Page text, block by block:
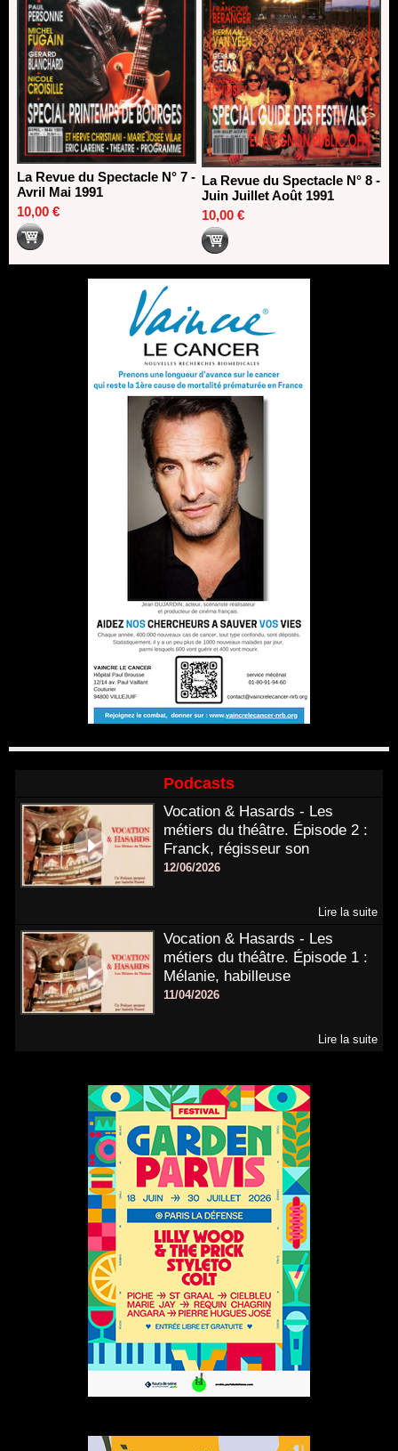
La Revue du Spectacle N° 7 -
Avril Mai 1991
10,00 €
La Revue du Spectacle N° 8 -
Juin Juillet Août 1991
10,00 €
Podcasts
Vocation & Hasards - Les
métiers du théâtre. Épisode 2 :
Franck, régisseur son
12/06/2026
Lire la suite
Vocation & Hasards - Les
métiers du théâtre. Épisode 1 :
Mélanie, habilleuse
11/04/2026
Lire la suite